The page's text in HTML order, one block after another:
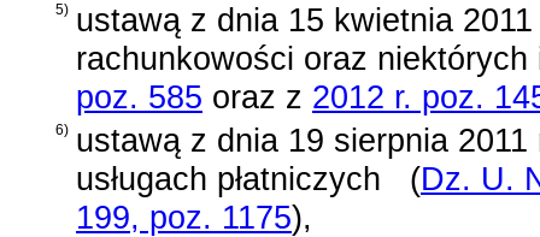
5) ustawą z dnia 15 kwietnia
rachunkowości oraz
poz. 585 oraz z 2012 r. poz.
6) ustawą z dnia 19 sierpnia 2011
usługach płatniczych
(Dz. U.
199, poz. 1175),